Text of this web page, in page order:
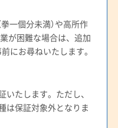
一個分未満）や高所作
が困難な場合は、追加
にお尋ねいたします。
たします。ただし、
は保証対象外となりま